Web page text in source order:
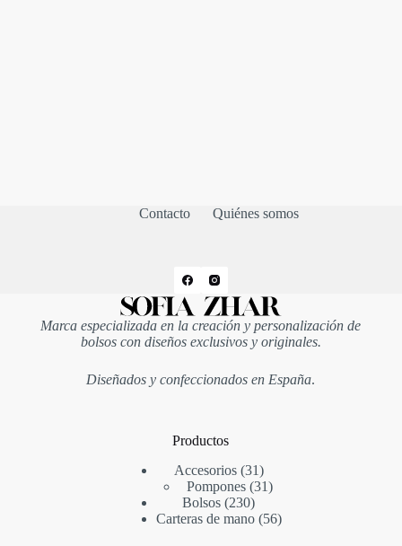
Contacto Quiénes somos
Marca especializada en la creación y personalización de
bolsos con diseños exclusivos y originales.
Diseñados y confeccionados en España.
Productos
Accesorios 3131
productos
Pompones 3131
Bolsos 230230
productos
Carteras de mano 5656